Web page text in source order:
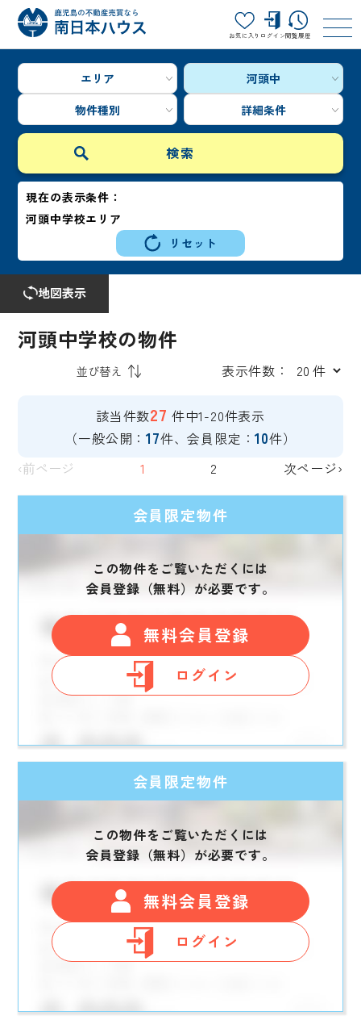
お気に入り ログイン閲覧履歴
エリア
河頭中
物件種別
詳細条件
現在の表示条件：
河頭中学校エリア
リセット
地図表示
河頭中学校の物件
表示件数：
該当件数27 件中1-20件表示
（一般公開：17件、会員限定：10件）
‹前ページ
1 2 次ページ›
会員限定物件
この物件をご覧いただくには
会員登録（無料）が必要です。
無料会員登録
ログイン
会員限定物件
この物件をご覧いただくには
会員登録（無料）が必要です。
無料会員登録
ログイン